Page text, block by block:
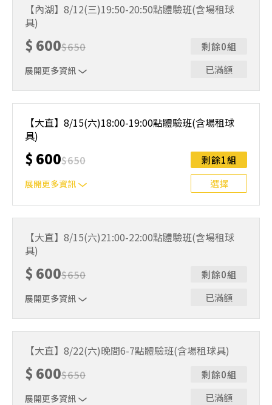
制。歡迎邀請親友一同報名參加，享受團體運動樂趣！ 如
人數未達開班門檻，或因天候不佳無法如期舉行，POA將視
情況安排延期或併班處理。 ⚠️ 報名完成後，如因天候因素
無法上課，僅提供課程延期選項，恕不退費，請參閱【報名
與課程異動規則】。報名後視為您已同意上述規則。
【內湖】8/12(三)19:50-20:50點體驗班(含場租球
具)
$ 600$650
展開更多資訊
剩餘0組
已滿額
制。歡迎邀請親友一同報名參加，享受團體運動樂趣！ 如
人數未達開班門檻，或因天候不佳無法如期舉行，POA將視
情況安排延期或併班處理。 ⚠️ 報名完成後，如因天候因素
無法上課，僅提供課程延期選項，恕不退費，請參閱【報名
與課程異動規則】。報名後視為您已同意上述規則。
【大直】8/15(六)18:00-19:00點體驗班(含場租球
具)
$ 600$650
展開更多資訊
剩餘1組
選擇
制。歡迎邀請親友一同報名參加，享受團體運動樂趣！ 如
人數未達開班門檻，或因天候不佳無法如期舉行，POA將視
情況安排延期或併班處理。 ⚠️ 報名完成後，如因天候因素
無法上課，僅提供課程延期選項，恕不退費，請參閱【報名
與課程異動規則】。報名後視為您已同意上述規則。
【大直】8/15(六)21:00-22:00點體驗班(含場租球
具)
$ 600$650
展開更多資訊
剩餘0組
已滿額
制。歡迎邀請親友一同報名參加，享受團體運動樂趣！ 如
人數未達開班門檻，或因天候不佳無法如期舉行，POA將視
情況安排延期或併班處理。 ⚠️ 報名完成後，如因天候因素
無法上課，僅提供課程延期選項，恕不退費，請參閱【報名
與課程異動規則】。報名後視為您已同意上述規則。
【大直】8/22(六)晚間6-7點體驗班(含場租球具)
$ 600$650
展開更多資訊
剩餘0組
已滿額